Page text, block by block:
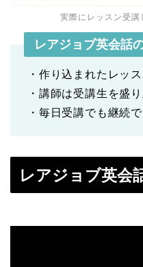
実際にレッスン受講
レアジョブ英会話
・作り込まれたレッ
・講師は受講生を盛
・毎日受講でも継続
レアジョブ英会